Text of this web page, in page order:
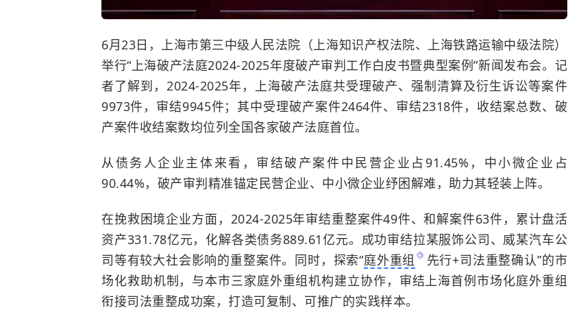
6月23日，上海市第三中级人民法院（上海知识产权法院、上海铁路运输中级法院）
举行“上海破产法庭2024-2025年度破产审判工作白皮书暨典型案例”新闻发布会。记
者了解到，2024-2025年，上海破产法庭共受理破产、强制清算及衍生诉讼等案件
9973件，审结9945件；其中受理破产案件2464件、审结2318件，收结案总数、破
产案件收结案数均位列全国各家破产法庭首位。
从债务人企业主体来看，审结破产案件中民营企业占 91.45%，中小微企业占
90.44%，破产审判精准锚定民营企业、中小微企业纾困解难，助力其轻装上阵。
在挽救困境企业方面 ， 2024-2025年审结重整案件49件、和解案件63件，累计盘活
资产331.78亿元，化解各类债务889.61亿元。成功审结拉某服饰公司、威某汽车公
司等有较大社会影响的重整案件。同时，探索“庭外重组
先行+司法重整确认”的市
场化救助机制，与本市三家庭外重组机构建立协作，审结上海首例市场化庭外重组
衔接司法重整成功案，打造可复制、可推广的实践样本。